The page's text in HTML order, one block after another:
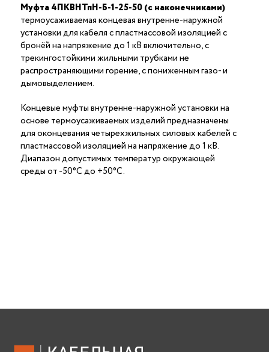
Муфта 4ПКВНТпН-Б-1-25-50 (с наконечниками)
термоусаживаемая концевая внутренне-наружной
установки для кабеля с пластмассовой изоляцией с
бронёй на напряжение до 1 кВ включительно, с
трекингостойкими жильными трубками не
распространяющими горение, с пониженным газо- и
дымовыделением.
Концевые муфты внутренне-наружной установки на
основе термоусаживаемых изделий предназначены
для оконцевания четырехжильных силовых кабелей с
пластмассовой изоляцией на напряжение до 1 кВ.
Диапазон допустимых температур окружающей
среды от -50°С до +50°С.